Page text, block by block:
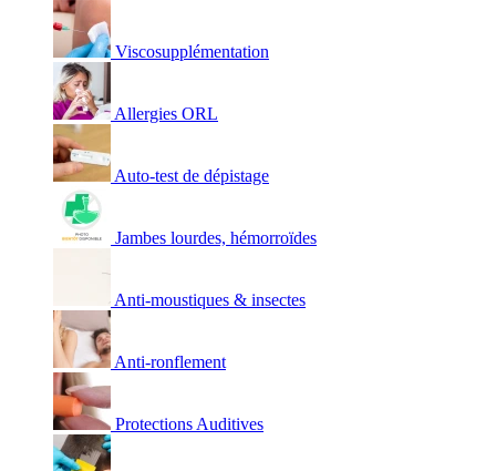
Viscosupplémentation
Allergies ORL
Auto-test de dépistage
Jambes lourdes, hémorroïdes
Anti-moustiques & insectes
Anti-ronflement
Protections Auditives